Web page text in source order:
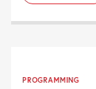
PROGRAMMING